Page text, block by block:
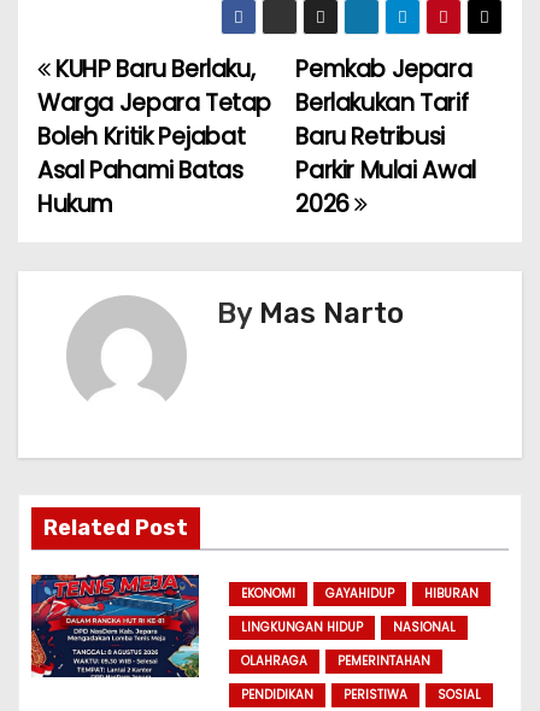
P
o
s
n
a
t
i
o
Pemkab Jepara
Berlakukan Tarif
Baru Retribusi
Parkir Mulai Awal
2026
KUHP Baru Berlaku,
Warga Jepara Tetap
Boleh Kritik Pejabat
Asal Pahami Batas
Hukum
By Mas Narto
Related Post
EKONOMI GAYAHIDUP
HIBURAN
LINGKUNGAN HIDUP
NASIONAL
OLAHRAGA
PEMERINTAHAN
PENDIDIKAN
PERISTIWA
SOSIAL